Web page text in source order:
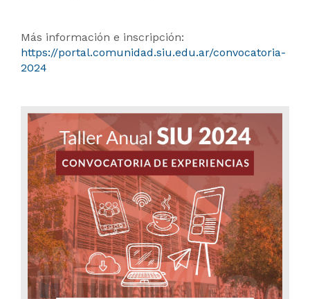
Más información e inscripción:
https://portal.comunidad.siu.edu.ar/convocatoria-
2024